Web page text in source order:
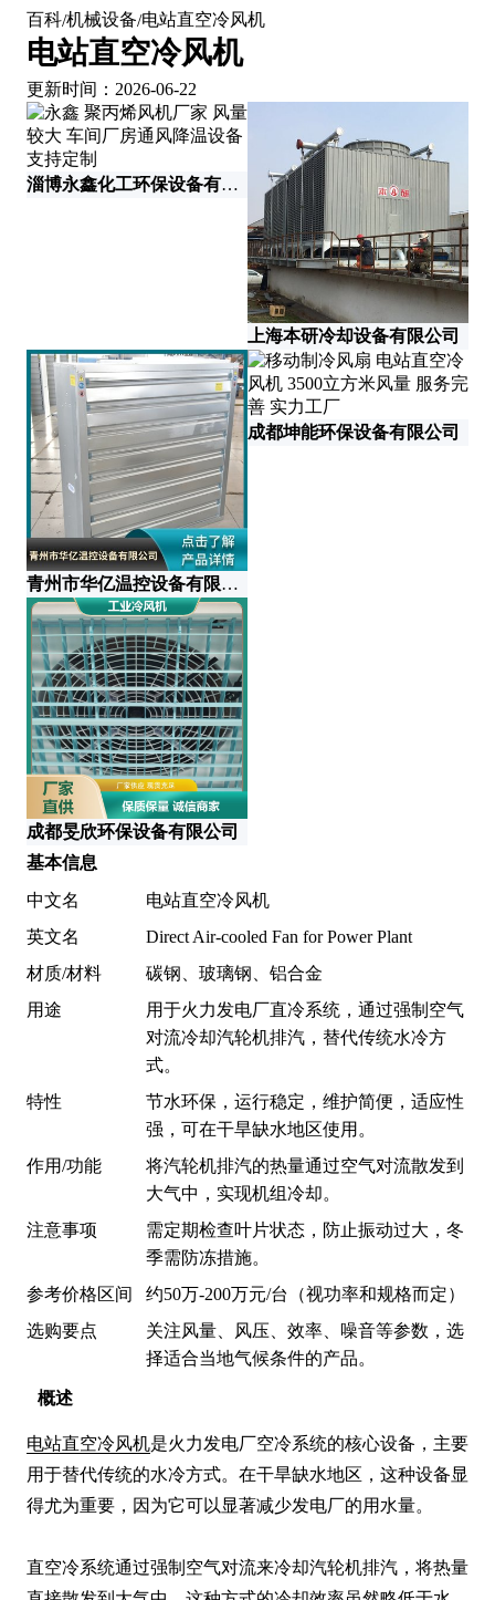
百科/机械设备/电站直空冷风机
电站直空冷风机
更新时间：2026-06-22
淄博永鑫化工环保设备有限公司
上海本研冷却设备有限公司
青州市华亿温控设备有限公司
成都坤能环保设备有限公司
成都旻欣环保设备有限公司
概述
电站直空冷风机是火力发电厂空冷系统的核心设备，主要
用于替代传统的水冷方式。在干旱缺水地区，这种设备显
得尤为重要，因为它可以显著减少发电厂的用水量。
直空冷系统通过强制空气对流来冷却汽轮机排汽，将热量
基本信息
中文名
电站直空冷风机
英文名
Direct Air-cooled Fan for Power Plant
材质/材料
碳钢、玻璃钢、铝合金
用途
用于火力发电厂直冷系统，通过强制空气
对流冷却汽轮机排汽，替代传统水冷方
式。
特性
节水环保，运行稳定，维护简便，适应性
强，可在干旱缺水地区使用。
作用/功能
将汽轮机排汽的热量通过空气对流散发到
大气中，实现机组冷却。
注意事项
需定期检查叶片状态，防止振动过大，冬
季需防冻措施。
参考价格区间
约50万-200万元/台（视功率和规格而定）
选购要点
关注风量、风压、效率、噪音等参数，选
择适合当地气候条件的产品。